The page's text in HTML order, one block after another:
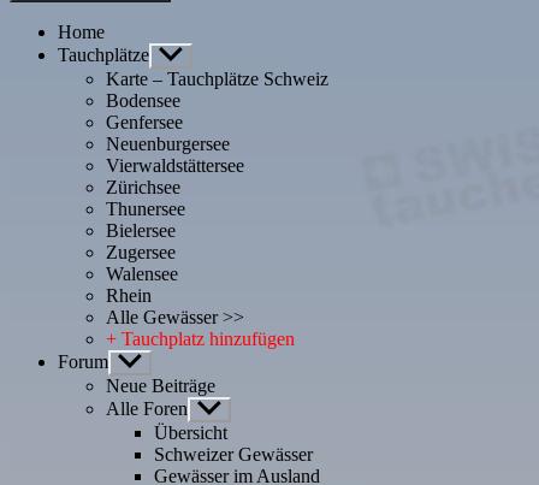
Home
Tauchplätze Untermenü
anzeigen
Karte – Tauchplätze Schweiz
Bodensee
Genfersee
Neuenburgersee
Vierwaldstättersee
Zürichsee
Thunersee
Bielersee
Zugersee
Walensee
Rhein
Alle Gewässer >>
+ Tauchplatz hinzufügen
Forum Untermenü
anzeigen
Neue Beiträge
Alle Foren Untermenü
anzeigen
Übersicht
Schweizer Gewässer
Gewässer im Ausland